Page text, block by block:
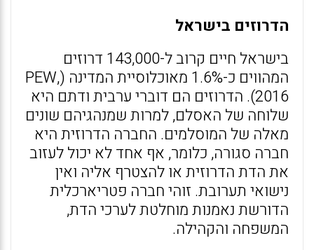
הדרוזים בישראל
בישראל חיים קרוב ל-143,000 דרוזים
המהווים כ-1.6% מאוכלוסיית המדינה (PEW,
2016). הדרוזים הם דוברי ערבית ודתם היא
שלוחה של האסלם, למרות שמנהגיהם שונים
מאלה של המוסלמים. החברה הדרוזית היא
חברה סגורה, כלומר, אף אחד לא יכול לעזוב
את הדת הדרוזית או להצטרף אליה ואין
נישואי תערובת. זוהי חברה פטריארכלית
הדורשת נאמנות מוחלטת לערכי הדת,
המשפחה והקהילה.